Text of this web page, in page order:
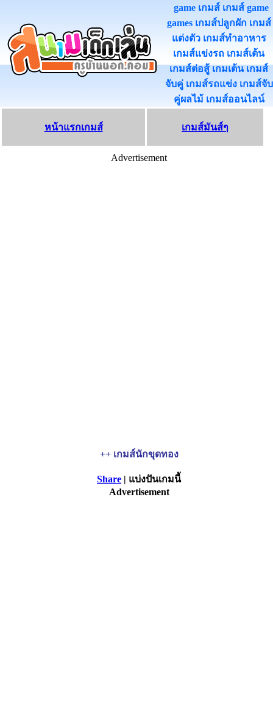
game เกมส์ เกมส์ game
games เกมส์ปลูกผัก เกมส์
แต่งตัว เกมส์ทําอาหาร
เกมส์แข่งรถ เกมส์เต้น
เกมส์ต่อสู้ เกมเต้น เกมส์
จับคู่ เกมส์รถแข่ง เกมส์จับ
คู่ผลไม้ เกมส์ออนไลน
หน้าแรกเกมส์ เกมส์มันส์ๆ
Advertisement
++ เกมส์นักขุดทอง
Share | แบ่งปันเกมนี้
Advertisement